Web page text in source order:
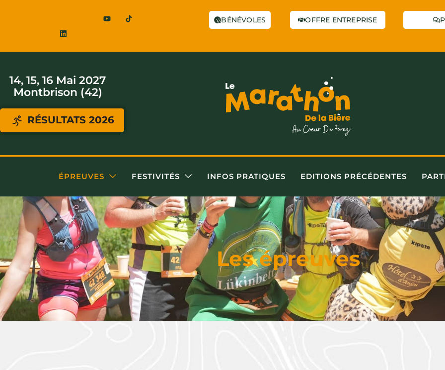
BÉNÉVOLES OFFRE ENTREPRISE
14, 15, 16 Mai 2027
Montbrison (42)
RÉSULTATS 2026
ÉPREUVES FESTIVITÉS INFOS PRATIQUES EDITIONS PRÉCÉDENTES
Les épreuves